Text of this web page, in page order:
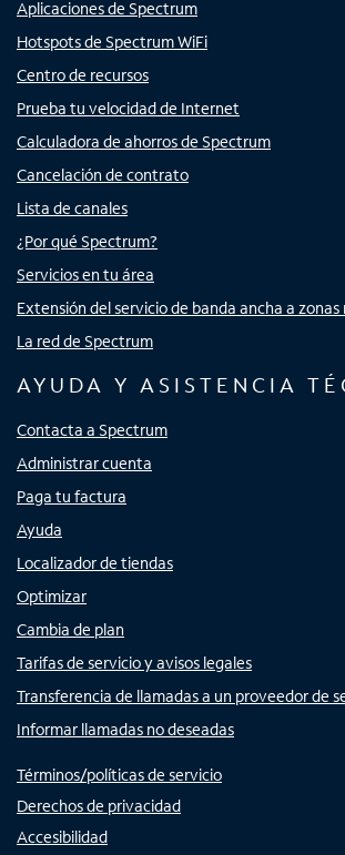
Aplicaciones de Spectrum
Hotspots de Spectrum WiFi
Centro de recursos
Prueba tu velocidad de Internet
Calculadora de ahorros de Spectrum
Cancelación de contrato
Lista de canales
¿Por qué Spectrum?
Servicios en tu área
Extensión del servicio de banda ancha a zonas
La red de Spectrum
AYUDA Y ASISTENCIA
Contacta a Spectrum
Administrar cuenta
Paga tu factura
Ayuda
Localizador de tiendas
Optimizar
Cambia de plan
Tarifas de servicio y avisos legales
Transferencia de llamadas a un proveedor de
Informar llamadas no deseadas
Términos/políticas de servicio
Derechos de privacidad
Accesibilidad